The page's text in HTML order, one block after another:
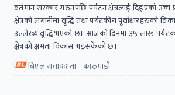
वर्तमान सरकार गठनपछि पर्यटन क्षेत्रलाई दिइएको उच्च
क्षेत्रको लगानीमा वृद्धि तथा पर्यटकीय पूर्वाधारहरुको
उल्लेख्य वृद्धि भएको छ। आजको दिनमा ३५ लाख
क्षेत्रको क्षमता विकास भइसकेको छ।
बिएल संवाददाता - काठमाडौं